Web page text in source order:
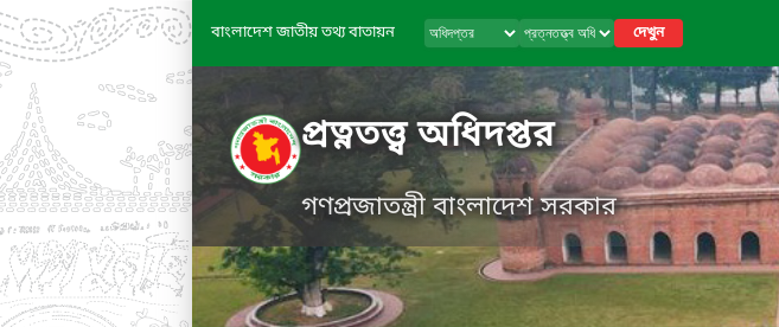
বাংলাদেশ জাতীয় তথ্য বাতায়ন দেখুন
প্রত্নতত্ত্ব অধিদপ্তর
গণপ্রজাতন্ত্রী বাংলাদেশ সরকার